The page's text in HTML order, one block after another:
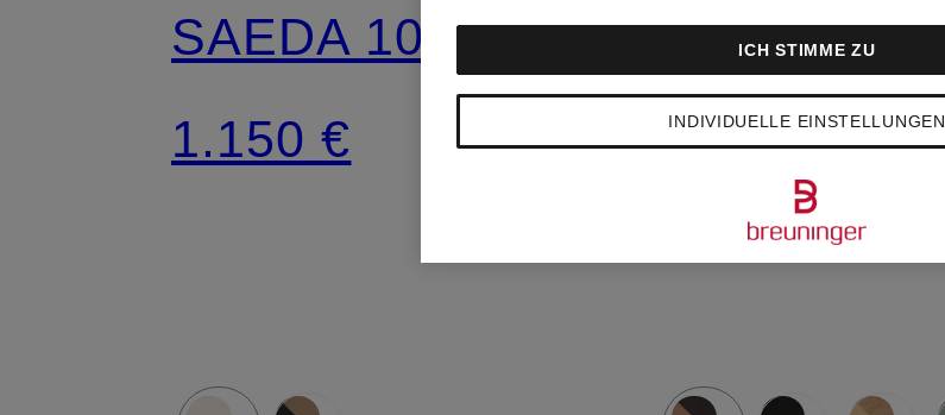
SAEDA 100
mit
1.150 €
AIZA 95
750 €
INDIVIDUELLE EINSTELLUNGEN
ICH STIMME ZU